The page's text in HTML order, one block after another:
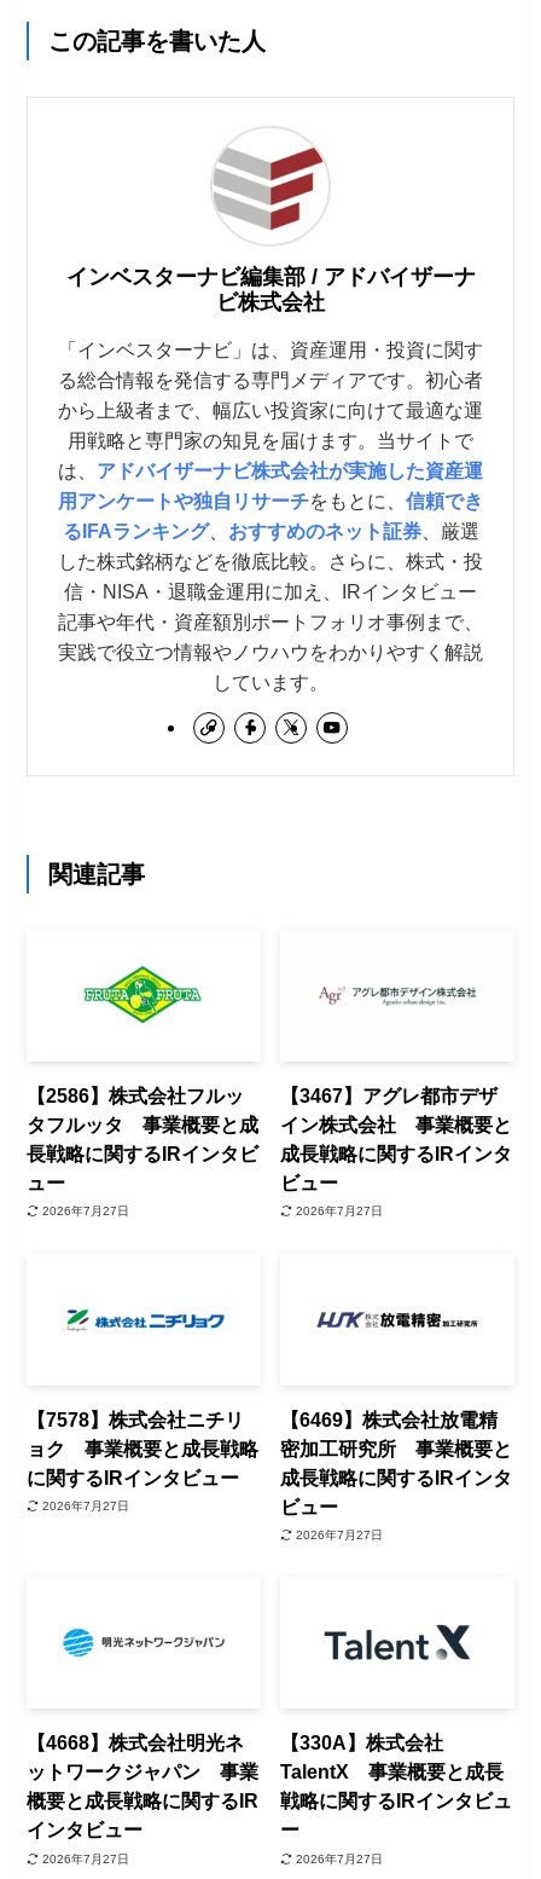
この記事を書いた人
インベスターナビ編集部 / アドバイザーナ
ビ株式会社
「インベスターナビ」は、資産運用・投資に関す
る総合情報を発信する専門メディアです。初心者
から上級者まで、幅広い投資家に向けて最適な運
用戦略と専門家の知見を届けます。当サイトで
は、 アドバイザーナビ株式会社が実施した資産運
用アンケートや独自リサーチをもとに、 信頼でき
るIFAランキング、 おすすめのネット証券、厳選
した株式銘柄などを徹底比較。さらに、株式・投
信・NISA・退職金運用に加え、IRインタビュー
記事や年代・資産額別ポートフォリオ事例まで、
実践で役立つ情報やノウハウをわかりやすく解説
しています。
関連記事
【2586】株式会社フルッ
タフルッタ 事業概要と成
長戦略に関するIRインタビ
ュー
2026年7月27日
【3467】アグレ都市デザ
イン株式会社 事業概要と
成長戦略に関するIRインタ
ビュー
2026年7月27日
【7578】株式会社ニチリ
ョク 事業概要と成長戦略
に関するIRインタビュー
2026年7月27日
【6469】株式会社放電精
密加工研究所 事業概要と
成長戦略に関するIRインタ
ビュー
2026年7月27日
【4668】株式会社明光ネ
ットワークジャパン 事業
概要と成長戦略に関するIR
インタビュー
2026年7月27日
【330A】株式会社
TalentX 事業概要と成長
戦略に関するIRインタビュ
ー
2026年7月27日